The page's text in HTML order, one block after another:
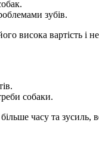
зубів.
висока вартість і
собаки.
часу та